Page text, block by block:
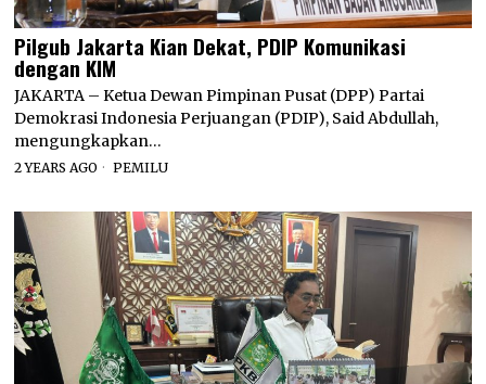
Pilgub Jakarta Kian Dekat, PDIP Komunikasi
dengan KIM
JAKARTA – Ketua Dewan Pimpinan Pusat (DPP) Partai
Demokrasi Indonesia Perjuangan (PDIP), Said Abdullah,
mengungkapkan…
2 YEARS AGO PEMILU